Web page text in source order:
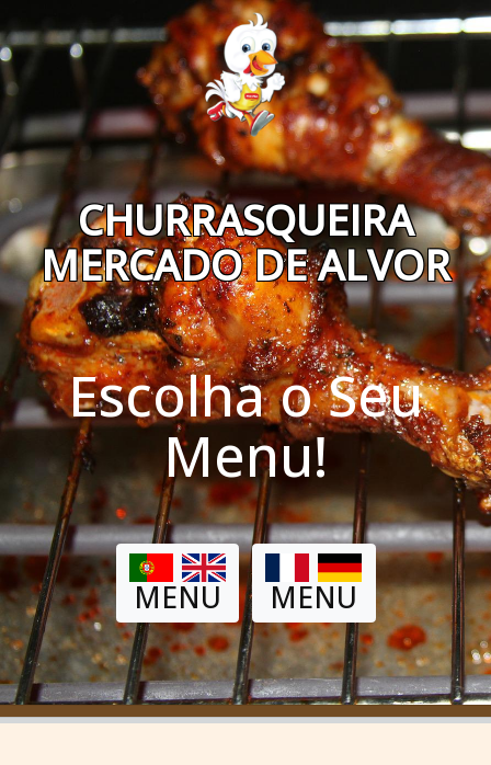
CHURRASQUEIRA
MERCADO DE ALVOR
Escolha o Seu
Menu!
MENU MENU